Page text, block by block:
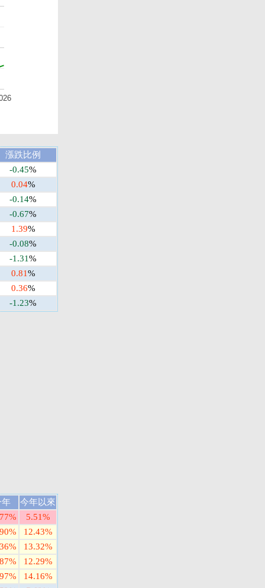
漲跌比例
-0.45%
0.04%
-0.14%
-0.67%
1.39%
-0.08%
-1.31%
0.81%
0.36%
-1.23%
年
今年以來
5.51%
12.43%
13.32%
12.29%
14.16%